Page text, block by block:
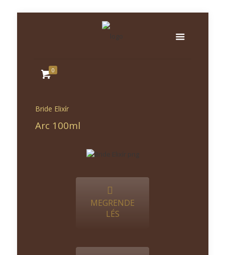
0
Bride Elixír
Arc 100ml
MEGRENDE
LÉS